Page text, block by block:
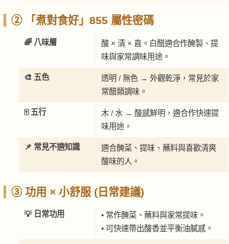
② 「煮對食好」855 屬性密碼
🌈 八味層
酸 × 清 × 直。白醋適合作醃製、提
味與家常調味用途。
🎨 五色
透明 / 無色 → 外觀乾淨，常見於家
常醋類調味。
🀄 五行
木 / 水 → 酸感鮮明，適合作快速提
味用途。
📌 常見不適知識
適合醃菜、提味、蘸料與喜歡清爽
酸味的人。
③ 功用 × 小舒服 (日常建議)
💡 日常功用
• 常作醃菜、蘸料與家常提味。
• 可快速帶出酸香並平衡油膩感。